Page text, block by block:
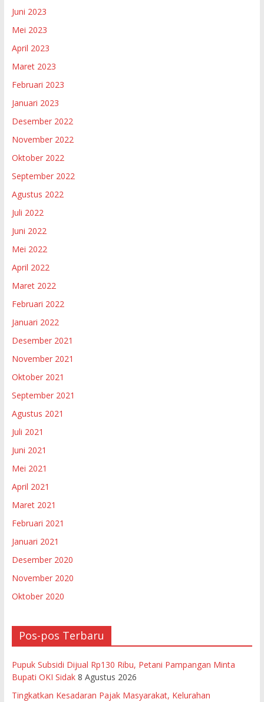
Juni 2023
Mei 2023
April 2023
Maret 2023
Februari 2023
Januari 2023
Desember 2022
November 2022
Oktober 2022
September 2022
Agustus 2022
Juli 2022
Juni 2022
Mei 2022
April 2022
Maret 2022
Februari 2022
Januari 2022
Desember 2021
November 2021
Oktober 2021
September 2021
Agustus 2021
Juli 2021
Juni 2021
Mei 2021
April 2021
Maret 2021
Februari 2021
Januari 2021
Desember 2020
November 2020
Oktober 2020
Pos-pos Terbaru
Pupuk Subsidi Dijual Rp130 Ribu, Petani Pampangan Minta
Bupati OKI Sidak 8 Agustus 2026
Tingkatkan Kesadaran Pajak Masyarakat, Kelurahan